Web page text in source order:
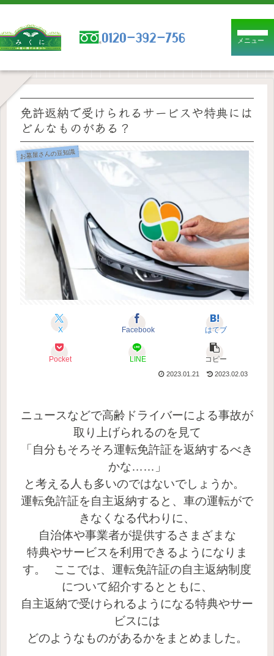
メニュー
免許返納で受けられるサービスや特典には
どんなものがある？
お墓屋さんの豆知識
X Facebook はてブ
Pocket LINE コピー
2023.01.21 2023.02.03
ニュースなどで高齢ドライバーによる事故が
取り上げられるのを見て
「自分もそろそろ運転免許証を返納するべき
かな……」
と考える人も多いのではないでしょうか。
運転免許証を自主返納すると、車の運転がで
きなくなる代わりに、
自治体や事業者が提供するさまざまな
特典やサービスを利用できるようになりま
す。
ここでは、運転免許証の自主返納制度
について紹介するとともに、
自主返納で受けられるようになる特典やサー
ビスには
どのようなものがあるかをまとめました。